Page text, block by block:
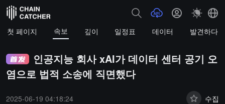
첫 페이지 속보 깊이 일정표 데이터 발견하다
인공지능 회사 xAI가 데이터 센터 공기 오
염으로 법적 소송에 직면했다
2025-06-19 04:18:24 수집